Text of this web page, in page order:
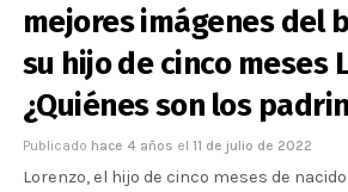
mejores imágenes del
su hijo de cinco meses
¿Quiénes son los
Publicado hace 4 años el 11 de julio de 2022
Lorenzo, el hijo de cinco meses de